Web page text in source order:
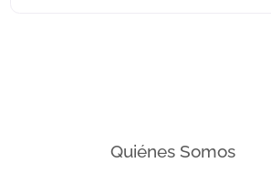
Quiénes Somos